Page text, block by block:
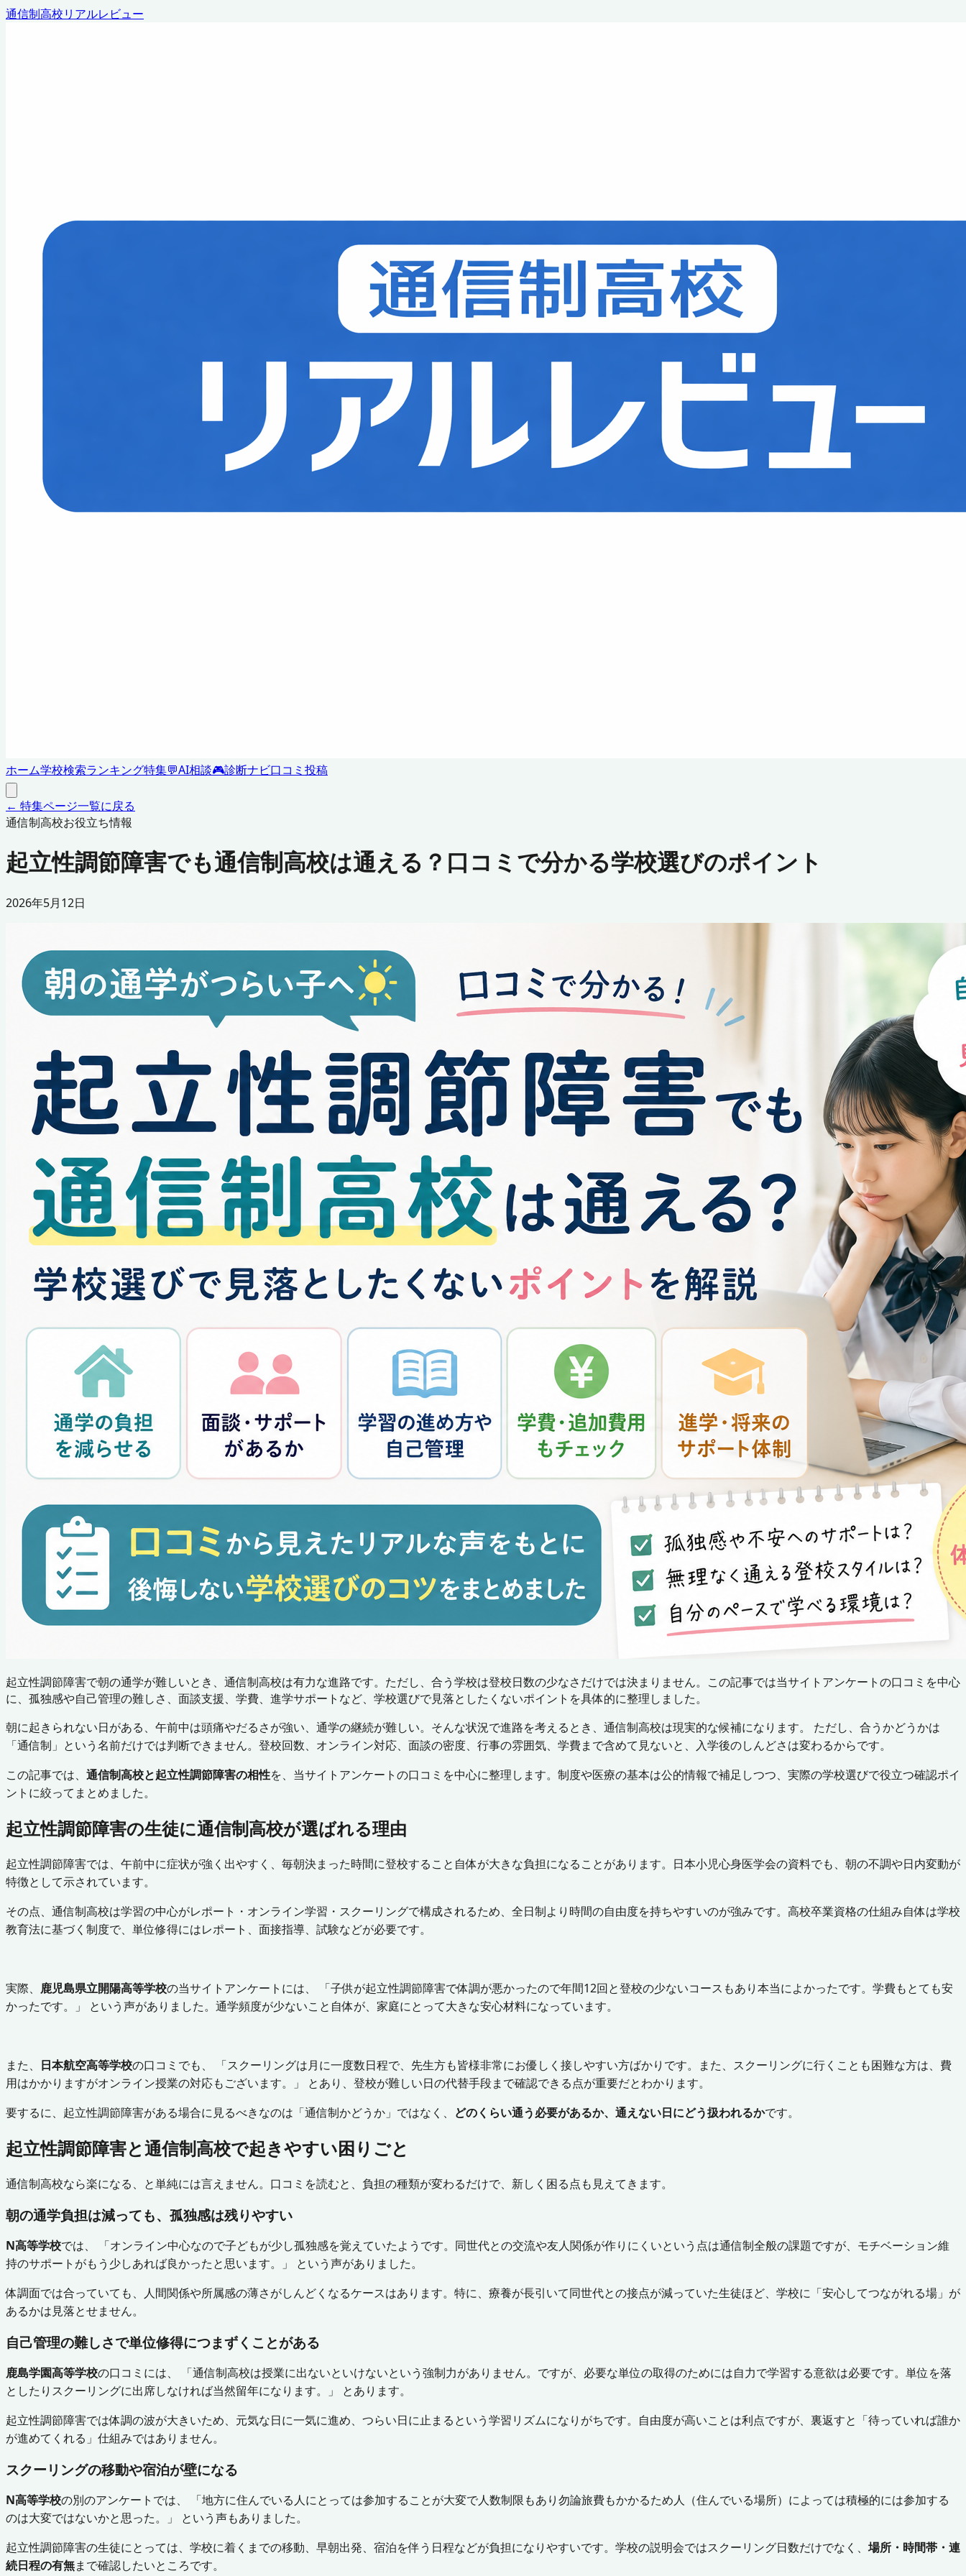
通信制高校リアルレビュー
ホーム学校検索ランキング特集💬AI相談🎮診断ナビ口コミ投稿
← 特集ページ一覧に戻る
通信制高校お役立ち情報
起立性調節障害でも通信制高校は通える？口コミで分かる学校選びのポイント
2026年5月12日
起立性調節障害で朝の通学が難しいとき、通信制高校は有力な進路です。ただし、合う学校は登校日数の少なさだけでは決まりません。この記事では当サイトアンケートの口コミを中心
に、孤独感や自己管理の難しさ、面談支援、学費、進学サポートなど、学校選びで見落としたくないポイントを具体的に整理しました。
朝に起きられない日がある、午前中は頭痛やだるさが強い、通学の継続が難しい。そんな状況で進路を考えるとき、通信制高校は現実的な候補になります。 ただし、合うかどうかは
「通信制」という名前だけでは判断できません。登校回数、オンライン対応、面談の密度、行事の雰囲気、学費まで含めて見ないと、入学後のしんどさは変わるからです。
この記事では、 通信制高校と起立性調節障害の相性を、当サイトアンケートの口コミを中心に整理します。制度や医療の基本は公的情報で補足しつつ、実際の学校選びで役立つ確認ポイ
ントに絞ってまとめました。
起立性調節障害の生徒に通信制高校が選ばれる理由
起立性調節障害では、午前中に症状が強く出やすく、毎朝決まった時間に登校すること自体が大きな負担になることがあります。日本小児心身医学会の資料でも、朝の不調や日内変動が
特徴として示されています。
その点、通信制高校は学習の中心がレポート・オンライン学習・スクーリングで構成されるため、全日制より時間の自由度を持ちやすいのが強みです。高校卒業資格の仕組み自体は学校
教育法に基づく制度で、単位修得にはレポート、面接指導、試験などが必要です。
実際、 鹿児島県立開陽高等学校の当サイトアンケートには、 「子供が起立性調節障害で体調が悪かったので年間12回と登校の少ないコースもあり本当によかったです。学費もとても安
かったです。」 という声がありました。通学頻度が少ないこと自体が、家庭にとって大きな安心材料になっています。
また、 日本航空高等学校の口コミでも、 「スクーリングは月に一度数日程で、先生方も皆様非常にお優しく接しやすい方ばかりです。また、スクーリングに行くことも困難な方は、費
用はかかりますがオンライン授業の対応もございます。」 とあり、登校が難しい日の代替手段まで確認できる点が重要だとわかります。
要するに、起立性調節障害がある場合に見るべきなのは「通信制かどうか」ではなく、 どのくらい通う必要があるか、通えない日にどう扱われるかです。
起立性調節障害と通信制高校で起きやすい困りごと
通信制高校なら楽になる、と単純には言えません。口コミを読むと、負担の種類が変わるだけで、新しく困る点も見えてきます。
朝の通学負担は減っても、孤独感は残りやすい
N高等学校では、 「オンライン中心なので子どもが少し孤独感を覚えていたようです。同世代との交流や友人関係が作りにくいという点は通信制全般の課題ですが、モチベーション維
持のサポートがもう少しあれば良かったと思います。」 という声がありました。
体調面では合っていても、人間関係や所属感の薄さがしんどくなるケースはあります。特に、療養が長引いて同世代との接点が減っていた生徒ほど、学校に「安心してつながれる場」が
あるかは見落とせません。
自己管理の難しさで単位修得につまずくことがある
鹿島学園高等学校の口コミには、 「通信制高校は授業に出ないといけないという強制力がありません。ですが、必要な単位の取得のためには自力で学習する意欲は必要です。単位を落
としたりスクーリングに出席しなければ当然留年になります。」 とあります。
起立性調節障害では体調の波が大きいため、元気な日に一気に進め、つらい日に止まるという学習リズムになりがちです。自由度が高いことは利点ですが、裏返すと「待っていれば誰か
が進めてくれる」仕組みではありません。
スクーリングの移動や宿泊が壁になる
N高等学校の別のアンケートでは、 「地方に住んでいる人にとっては参加することが大変で人数制限もあり勿論旅費もかかるため人（住んでいる場所）によっては積極的には参加する
のは大変ではないかと思った。」 という声もありました。
起立性調節障害の生徒にとっては、学校に着くまでの移動、早朝出発、宿泊を伴う日程などが負担になりやすいです。学校の説明会ではスクーリング日数だけでなく、 場所・時間帯・連
続日程の有無まで確認したいところです。